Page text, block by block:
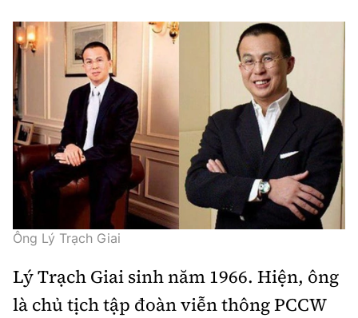
Ông Lý Trạch Giai
Lý Trạch Giai sinh năm 1966. Hiện, ông
là chủ tịch tập đoàn viễn thông PCCW